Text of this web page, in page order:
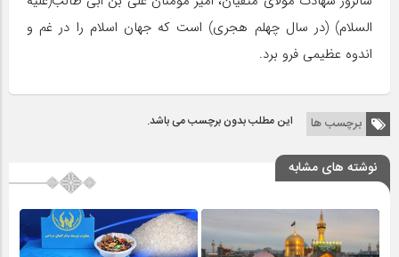
السلام) (در سال چهلم هجرى) است که جهان اسلام را در غم و
اندوه عظیمى فرو برد.
برچسب ها این مطلب بدون برچسب می باشد.
نوشته های مشابه